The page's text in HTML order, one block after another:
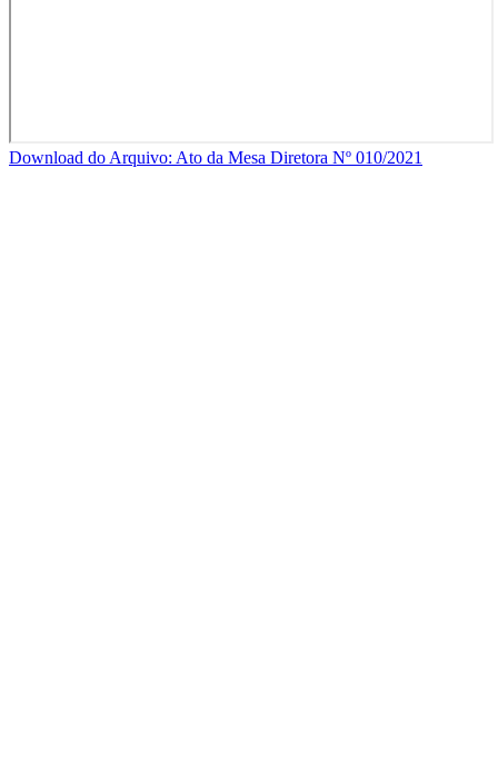
Download do Arquivo: Ato da Mesa Diretora Nº 010/2021